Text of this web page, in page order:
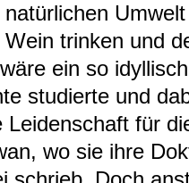
trinken und
ein so
studierte und
Leidenschaft für
wo sie ihre